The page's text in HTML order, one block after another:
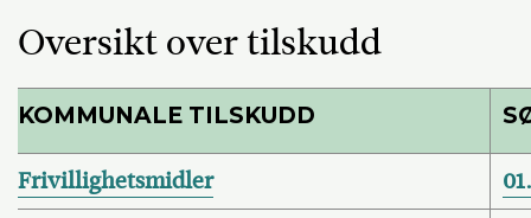
Oversikt over tilskudd
KOMMUNALE TILSKUDD
Frivillighetsmidler